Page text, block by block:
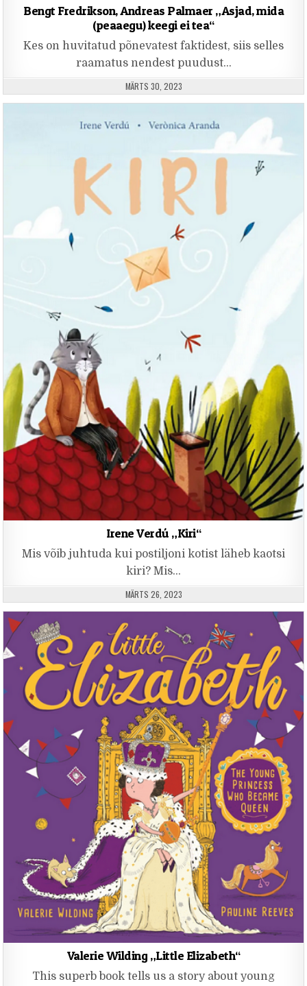
Bengt Fredrikson, Andreas Palmaer „Asjad, mida
(peaaegu) keegi ei tea“
Kes on huvitatud põnevatest faktidest, siis selles
raamatus nendest puudust…
PUBLISHED DATE:
MÄRTS 30, 2023
Irene Verdú „Kiri“
Mis võib juhtuda kui postiljoni kotist läheb kaotsi
kiri? Mis…
PUBLISHED DATE:
MÄRTS 26, 2023
Valerie Wilding „Little Elizabeth“
This superb book tells us a story about young